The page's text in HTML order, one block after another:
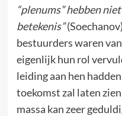
“plenums” hebben
betekenis”
bestuurders waren
eigenlijk hun rol
leiding aan hen
toekomst zal laten
massa kan zeer